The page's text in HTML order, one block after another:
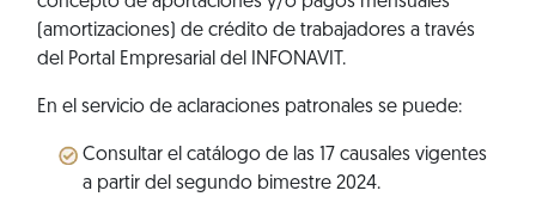
(amortizaciones) de crédito de trabajadores a través
del Portal Empresarial del INFONAVIT.
En el servicio de aclaraciones patronales se puede:
Consultar el catálogo de las 17 causales vigentes
a partir del segundo bimestre 2024.